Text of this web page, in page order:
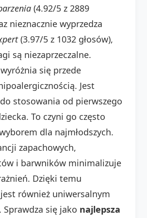
(4.92/5 z 2889
nieznacznie wyprzedza
(3.97/5 z 1032 głosów),
są niezaprzeczalne.
się przede
Jest
stosowania od pierwszego
To czyni go często
dla najmłodszych.
zapachowych,
i barwników minimalizuje
Dzięki temu
również uniwersalnym
się jako najlepsza